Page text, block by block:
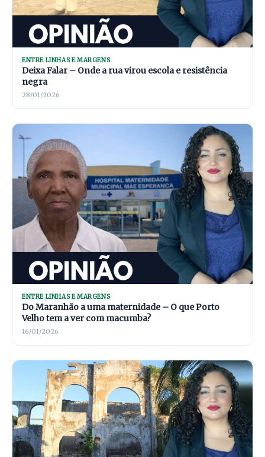
ENTRE LINHAS E MARGENS
Deixa Falar – Onde a rua virou escola e resistência
negra
28/01/2026
ENTRE LINHAS E MARGENS
Do Maranhão a uma maternidade – O que Porto
Velho tem a ver com macumba?
16/01/2026